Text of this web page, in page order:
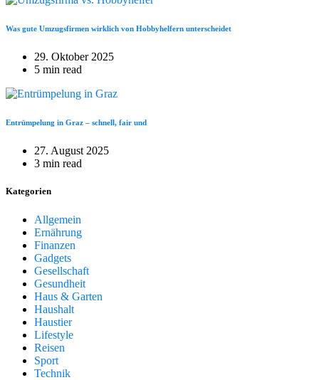
Was gute Umzugsfirmen wirklich von Hobbyhelfern unterscheidet
29. Oktober 2025
5 min read
Entrümpelung in Graz – schnell, fair und
27. August 2025
3 min read
Kategorien
Allgemein
Ernährung
Finanzen
Gadgets
Gesellschaft
Gesundheit
Haus & Garten
Haushalt
Haustier
Lifestyle
Reisen
Sport
Technik